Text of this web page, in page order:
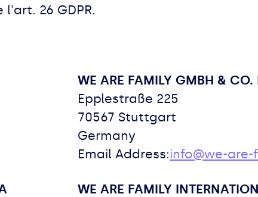
26 GDPR.
WE ARE FAMILY GMBH &
Epplestraße 225
70567 Stuttgart
Germany
Email Address:info@we-are-
WE ARE FAMILY